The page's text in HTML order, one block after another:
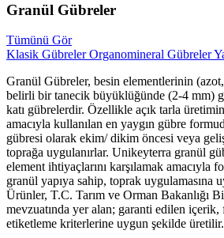
Granül Gübreler
Tümünü Gör
Klasik GübrelerOrganomineral Gübreler
Granül Gübreler, besin elementlerinin
belirli bir tanecik büyüklüğünde (2-4 mm)
katı gübrelerdir. Özellikle açık tarla
amacıyla kullanılan en yaygın gübre
gübresi olarak ekim/ dikim öncesi veya
toprağa uygulanırlar. Unikeyterra granül
element ihtiyaçlarını karşılamak amacıyla
granül yapıya sahip, toprak uygulamasına
Ürünler, T.C. Tarım ve Orman Bakanlığı
mevzuatında yer alan; garanti edilen
etiketleme kriterlerine uygun şekilde üretilir.